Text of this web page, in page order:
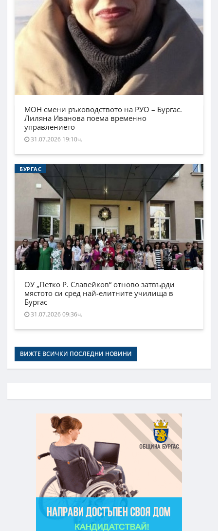
МОН смени ръководството на РУО – Бургас.
Лиляна Иванова поема временно
управлението
31.07.2026 19:10ч.
БУРГАС
ОУ „Петко Р. Славейков“ отново затвърди
мястото си сред най-елитните училища в
Бургас
31.07.2026 09:36ч.
ВИЖТЕ ВСИЧКИ ПОСЛЕДНИ НОВИНИ